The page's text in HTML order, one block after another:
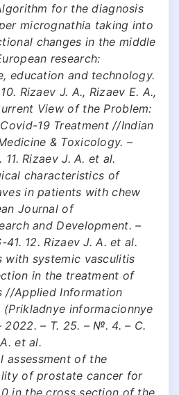
for the diagnosis
micrognathia taking into
changes in the middle
research:
education and technology.
Rizaev J. A., Rizaev E. A.,
View of the Problem:
19 Treatment //Indian
& Toxicology. –
Rizaev J. A. et al.
characteristics of
in patients with chew
Journal of
and Development. –
41. 12. Rizaev J. A. et al.
with systemic vasculitis
in the treatment of
//Applied Information
informacionnye
2022. – Т. 25. – №. 4. – С.
et al.
assessment of the
of prostate cancer for
in the cross section of the